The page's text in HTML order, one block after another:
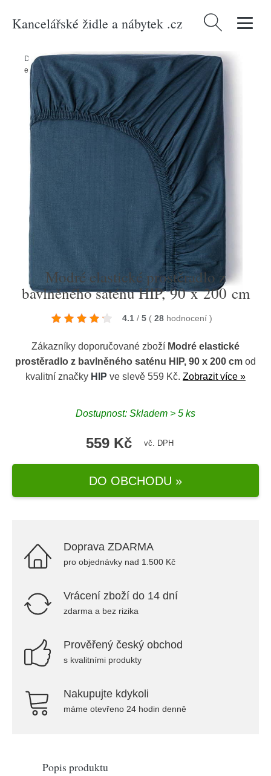
Kancelářské židle a nábytek .cz Vyhledávání
Domů/ Produkty/ /Textil do ložnice/Prostěradla/Modré
elastické prostěradlo z bavlněného saténu HIP, 90 x 200 cm
Modré elastické prostěradlo z
bavlněného saténu HIP, 90 x 200 cm
4.1 / 5 ( 28 hodnocení )
Zákazníky doporučované zboží Modré elastické
prostěradlo z bavlněného saténu HIP, 90 x 200 cm od
kvalitní značky HIP ve slevě 559 Kč. Zobrazit více »
Dostupnost: Skladem > 5 ks
559 Kč vč. DPH
DO OBCHODU »
Doprava ZDARMA
pro objednávky nad 1.500 Kč
Vrácení zboží do 14 dní
zdarma a bez rizika
Prověřený český obchod
s kvalitními produkty
Nakupujte kdykoli
máme otevřeno 24 hodin denně
Popis produktu